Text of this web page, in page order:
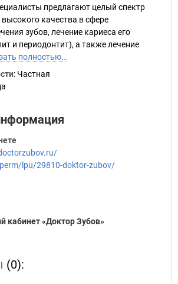
предлагают целый спектр
качества в сфере
зубов, лечение кариеса его
и периодонтит), а также лечение
полностью…
: Частная
lpu/29810-doktor-zubov/
кабинет «Доктор Зубов»
(0):